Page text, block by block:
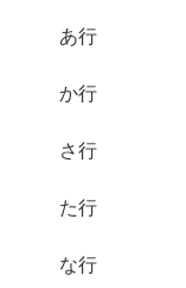
あ行
か行
さ行
た行
な行